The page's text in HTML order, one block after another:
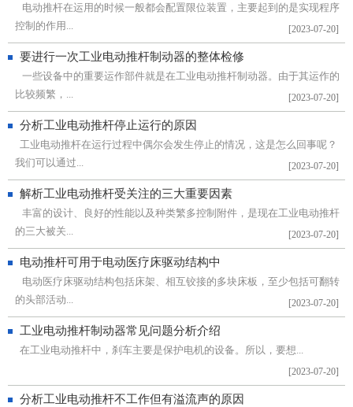
电动推杆在运用的时候一般都会配置限位装置，主要起到的是实现程序
控制的作用...
[2023-07-20]
要进行一次工业电动推杆制动器的整体检修
一些设备中的重要运作部件就是在工业电动推杆制动器。由于其运作的
比较频繁，...
[2023-07-20]
分析工业电动推杆停止运行的原因
工业电动推杆在运行过程中偶尔会发生停止的情况，这是怎么回事呢？
我们可以通过...
[2023-07-20]
解析工业电动推杆受关注的三大重要因素
丰富的设计、良好的性能以及种类繁多控制附件，是现在工业电动推杆
的三大被关...
[2023-07-20]
电动推杆可用于电动医疗床驱动结构中
电动医疗床驱动结构包括床架、相互铰接的多块床板，至少包括可翻转
的头部活动...
[2023-07-20]
工业电动推杆制动器常见问题分析介绍
在工业电动推杆中，刹车主要是保护电机的设备。所以，要想...
[2023-07-20]
分析工业电动推杆不工作但有溢流声的原因